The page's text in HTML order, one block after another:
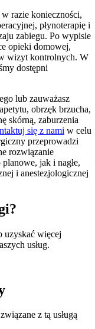
razie konieczności,
płynoterapię i
zabiegu. Po wypisie
opieki domowej,
wizyt kontrolnych. W
dostępni
lub zauważasz
obrzęk brzucha,
skórną, zaburzenia
się z nami w celu
przeprowadzi
rozwiązanie
jak i nagłe,
i anestezjologicznej
uzyskać więcej
usług.
z tą usługą